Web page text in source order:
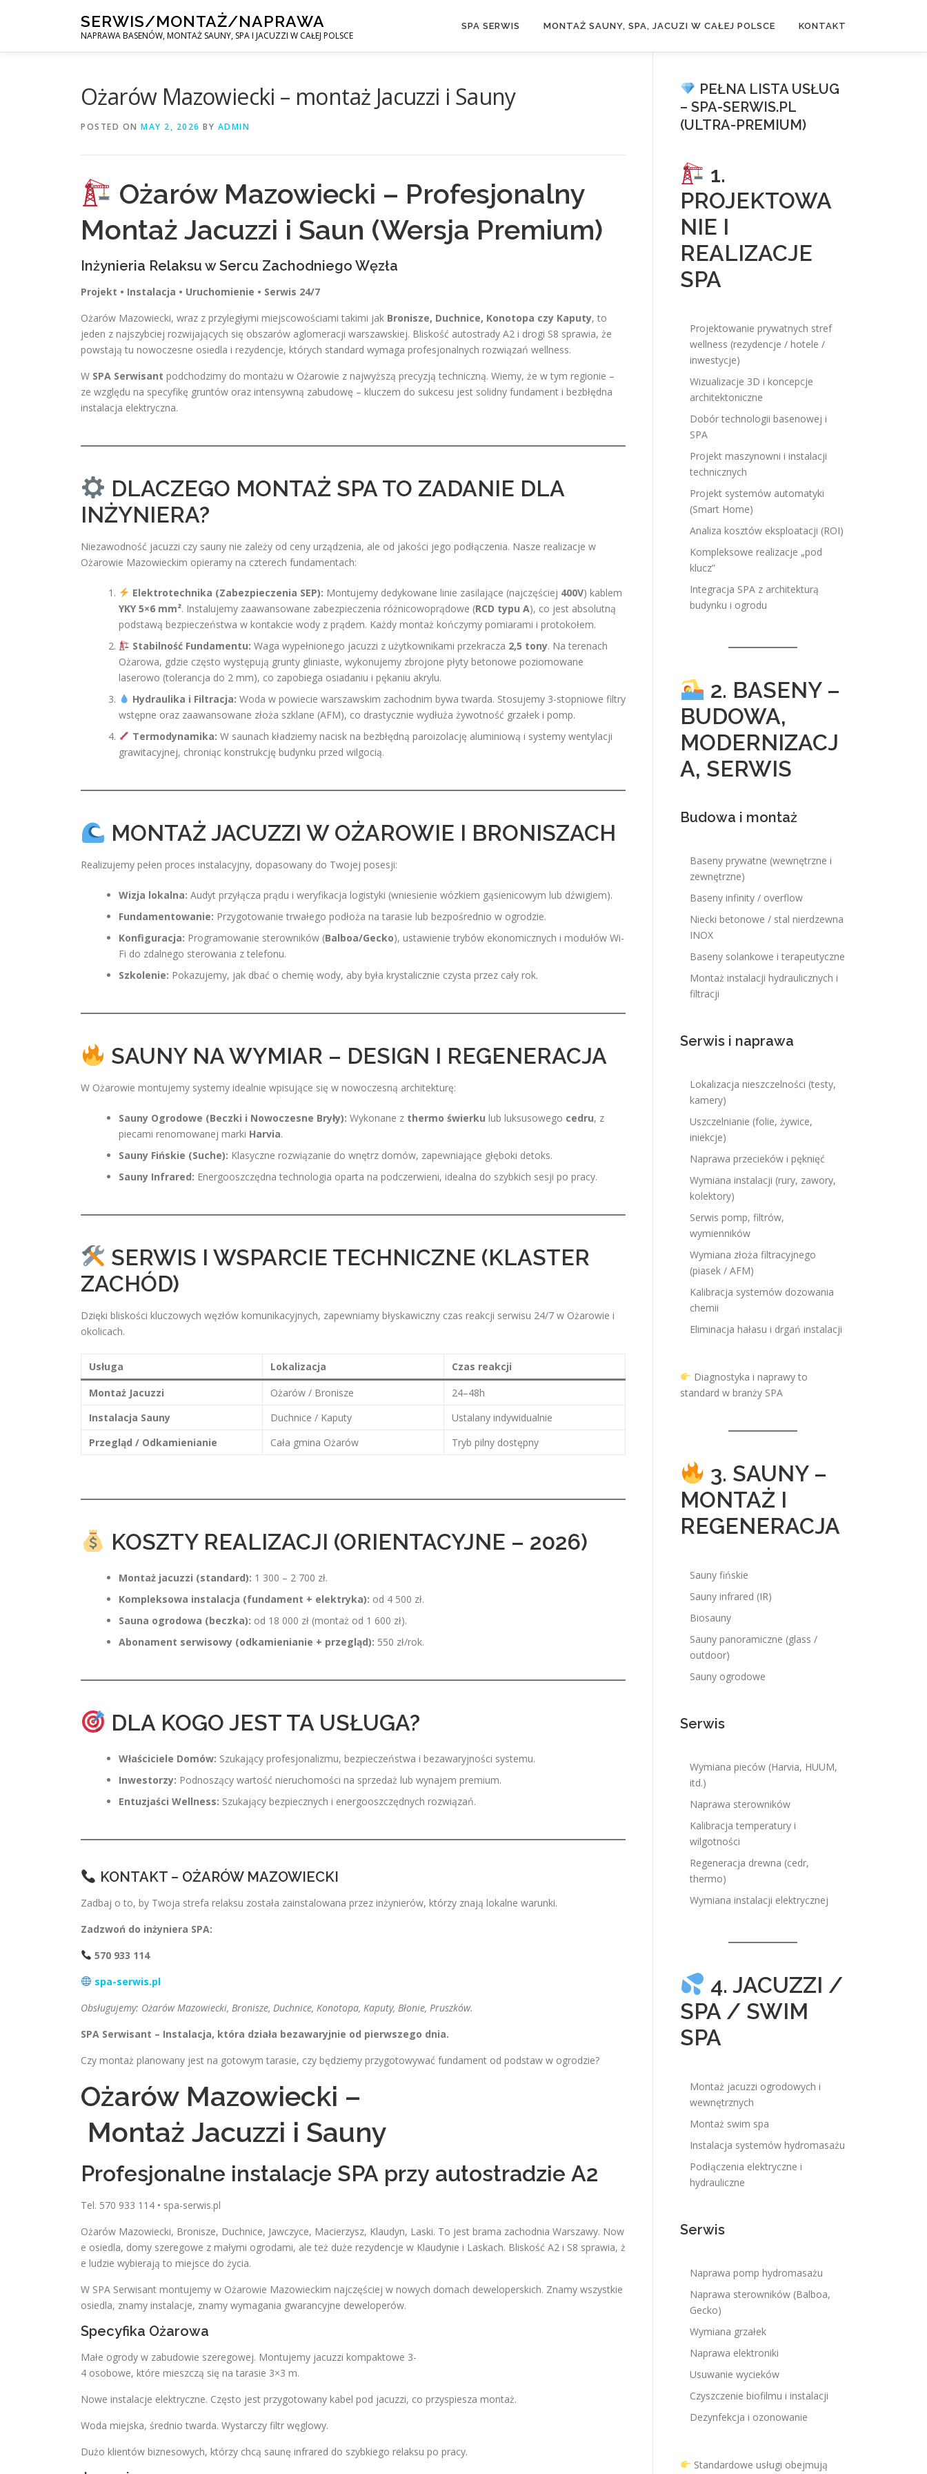
SERWIS/MONTAŻ/NAPRAWA
NAPRAWA BASENÓW, MONTAŻ SAUNY, SPA I JACUZZI W CAŁEJ POLSCE
SPA SERWIS MONTAŻ SAUNY, SPA, JACUZI W CAŁEJ POLSCE KONTAKT
Ożarów Mazowiecki – montaż Jacuzzi i Sauny
POSTED ON MAY 2, 2026 BY ADMIN
Ożarów Mazowiecki – Profesjonalny
Montaż Jacuzzi i Saun (Wersja Premium)
Inżynieria Relaksu w Sercu Zachodniego Węzła
Projekt • Instalacja • Uruchomienie • Serwis 24/7
Ożarów Mazowiecki, wraz z przyległymi miejscowościami takimi jak Bronisze, Duchnice, Konotopa czy Kaputy, to
jeden z najszybciej rozwijających się obszarów aglomeracji warszawskiej. Bliskość autostrady A2 i drogi S8 sprawia, że
powstają tu nowoczesne osiedla i rezydencje, których standard wymaga profesjonalnych rozwiązań wellness.
W SPA Serwisant podchodzimy do montażu w Ożarowie z najwyższą precyzją techniczną. Wiemy, że w tym regionie –
ze względu na specyfikę gruntów oraz intensywną zabudowę – kluczem do sukcesu jest solidny fundament i bezbłędna
instalacja elektryczna.
DLACZEGO MONTAŻ SPA TO ZADANIE DLA
INŻYNIERA?
Niezawodność jacuzzi czy sauny nie zależy od ceny urządzenia, ale od jakości jego podłączenia. Nasze realizacje w
Ożarowie Mazowieckim opieramy na czterech fundamentach:
Elektrotechnika (Zabezpieczenia SEP): Montujemy dedykowane linie zasilające (najczęściej 400V) kablem
YKY 5×6 mm². Instalujemy zaawansowane zabezpieczenia różnicowoprądowe (RCD typu A), co jest absolutną
podstawą bezpieczeństwa w kontakcie wody z prądem. Każdy montaż kończymy pomiarami i protokołem.
Stabilność Fundamentu: Waga wypełnionego jacuzzi z użytkownikami przekracza 2,5 tony. Na terenach
Ożarowa, gdzie często występują grunty gliniaste, wykonujemy zbrojone płyty betonowe poziomowane
laserowo (tolerancja do 2 mm), co zapobiega osiadaniu i pękaniu akrylu.
Hydraulika i Filtracja: Woda w powiecie warszawskim zachodnim bywa twarda. Stosujemy 3-stopniowe filtry
wstępne oraz zaawansowane złoża szklane (AFM), co drastycznie wydłuża żywotność grzałek i pomp.
Termodynamika: W saunach kładziemy nacisk na bezbłędną paroizolację aluminiową i systemy wentylacji
grawitacyjnej, chroniąc konstrukcję budynku przed wilgocią.
MONTAŻ JACUZZI W OŻAROWIE I BRONISZACH
Realizujemy pełen proces instalacyjny, dopasowany do Twojej posesji:
Wizja lokalna: Audyt przyłącza prądu i weryfikacja logistyki (wniesienie wózkiem gąsienicowym lub dźwigiem).
Fundamentowanie: Przygotowanie trwałego podłoża na tarasie lub bezpośrednio w ogrodzie.
Konfiguracja: Programowanie sterowników (Balboa/Gecko), ustawienie trybów ekonomicznych i modułów Wi-
Fi do zdalnego sterowania z telefonu.
Szkolenie: Pokazujemy, jak dbać o chemię wody, aby była krystalicznie czysta przez cały rok.
SAUNY NA WYMIAR – DESIGN I REGENERACJA
W Ożarowie montujemy systemy idealnie wpisujące się w nowoczesną architekturę:
Sauny Ogrodowe (Beczki i Nowoczesne Bryły): Wykonane z thermo świerku lub luksusowego cedru, z
piecami renomowanej marki Harvia.
Sauny Fińskie (Suche): Klasyczne rozwiązanie do wnętrz domów, zapewniające głęboki detoks.
Sauny Infrared: Energooszczędna technologia oparta na podczerwieni, idealna do szybkich sesji po pracy.
SERWIS I WSPARCIE TECHNICZNE (KLASTER
ZACHÓD)
Dzięki bliskości kluczowych węzłów komunikacyjnych, zapewniamy błyskawiczny czas reakcji serwisu 24/7 w Ożarowie i
okolicach.
Usługa Lokalizacja
Czas reakcji
Montaż Jacuzzi
Ożarów / Bronisze
24–48h
Instalacja Sauny
Duchnice / Kaputy
Ustalany indywidualnie
Przegląd / Odkamienianie
Cała gmina Ożarów Tryb pilny dostępny
KOSZTY REALIZACJI (ORIENTACYJNE – 2026)
Montaż jacuzzi (standard): 1 300 – 2 700 zł.
Kompleksowa instalacja (fundament + elektryka): od 4 500 zł.
Sauna ogrodowa (beczka): od 18 000 zł (montaż od 1 600 zł).
Abonament serwisowy (odkamienianie + przegląd): 550 zł/rok.
DLA KOGO JEST TA USŁUGA?
Właściciele Domów: Szukający profesjonalizmu, bezpieczeństwa i bezawaryjności systemu.
Inwestorzy: Podnoszący wartość nieruchomości na sprzedaż lub wynajem premium.
Entuzjaści Wellness: Szukający bezpiecznych i energooszczędnych rozwiązań.
KONTAKT – OŻARÓW MAZOWIECKI
Zadbaj o to, by Twoja strefa relaksu została zainstalowana przez inżynierów, którzy znają lokalne warunki.
Zadzwoń do inżyniera SPA:
570 933 114
spa-serwis.pl
Obsługujemy: Ożarów Mazowiecki, Bronisze, Duchnice, Konotopa, Kaputy, Błonie, Pruszków.
SPA Serwisant – Instalacja, która działa bezawaryjnie od pierwszego dnia.
Czy montaż planowany jest na gotowym tarasie, czy będziemy przygotowywać fundament od podstaw w ogrodzie?
Ożarów Mazowiecki –
Montaż Jacuzzi i Sauny
Profesjonalne instalacje SPA przy autostradzie A2
Tel. 570 933 114 • spa-serwis.pl
Ożarów Mazowiecki, Bronisze, Duchnice, Jawczyce, Macierzysz, Klaudyn, Laski. To jest brama zachodnia Warszawy. Now
e osiedla, domy szeregowe z małymi ogrodami, ale też duże rezydencje w Klaudynie i Laskach. Bliskość A2 i S8 sprawia, ż
e ludzie wybierają to miejsce do życia.
W SPA Serwisant montujemy w Ożarowie Mazowieckim najczęściej w nowych domach deweloperskich. Znamy wszystkie
osiedla, znamy instalacje, znamy wymagania gwarancyjne deweloperów.
Specyfika Ożarowa
Małe ogrody w zabudowie szeregowej. Montujemy jacuzzi kompaktowe 3-
4 osobowe, które mieszczą się na tarasie 3×3 m.
Nowe instalacje elektryczne. Często jest przygotowany kabel pod jacuzzi, co przyspiesza montaż.
Woda miejska, średnio twarda. Wystarczy filtr węglowy.
Dużo klientów biznesowych, którzy chcą saunę infrared do szybkiego relaksu po pracy.
PEŁNA LISTA USŁUG
– SPA-SERWIS.PL
(ULTRA-PREMIUM)
1.
PROJEKTOWA
NIE I
REALIZACJE
SPA
Projektowanie prywatnych stref
wellness (rezydencje / hotele /
inwestycje)
Wizualizacje 3D i koncepcje
architektoniczne
Dobór technologii basenowej i
SPA
Projekt maszynowni i instalacji
technicznych
Projekt systemów automatyki
(Smart Home)
Analiza kosztów eksploatacji (ROI)
Kompleksowe realizacje „pod
klucz”
Integracja SPA z architekturą
budynku i ogrodu
2. BASENY –
BUDOWA,
MODERNIZACJ
A, SERWIS
Budowa i montaż
Baseny prywatne (wewnętrzne i
zewnętrzne)
Baseny infinity / overflow
Niecki betonowe / stal nierdzewna
INOX
Baseny solankowe i terapeutyczne
Montaż instalacji hydraulicznych i
filtracji
Serwis i naprawa
Lokalizacja nieszczelności (testy,
kamery)
Uszczelnianie (folie, żywice,
iniekcje)
Naprawa przecieków i pęknięć
Wymiana instalacji (rury, zawory,
kolektory)
Serwis pomp, filtrów,
wymienników
Wymiana złoża filtracyjnego
(piasek / AFM)
Kalibracja systemów dozowania
chemii
Eliminacja hałasu i drgań instalacji
Diagnostyka i naprawy to
standard w branży SPA
3. SAUNY –
MONTAŻ I
REGENERACJA
Sauny fińskie
Sauny infrared (IR)
Biosauny
Sauny panoramiczne (glass /
outdoor)
Sauny ogrodowe
Serwis
Wymiana pieców (Harvia, HUUM,
itd.)
Naprawa sterowników
Kalibracja temperatury i
wilgotności
Regeneracja drewna (cedr,
thermo)
Wymiana instalacji elektrycznej
4. JACUZZI /
SPA / SWIM
SPA
Montaż jacuzzi ogrodowych i
wewnętrznych
Montaż swim spa
Instalacja systemów hydromasażu
Podłączenia elektryczne i
hydrauliczne
Serwis
Naprawa pomp hydromasażu
Naprawa sterowników (Balboa,
Gecko)
Wymiana grzałek
Naprawa elektroniki
Usuwanie wycieków
Czyszczenie biofilmu i instalacji
Dezynfekcja i ozonowanie
Standardowe usługi obejmują